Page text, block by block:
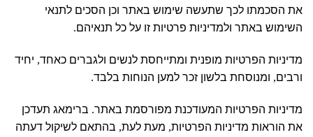
את הסכמתו לכך שתעשה שימוש באתר וכן הסכים לתנאי
השימוש באתר ולמדיניות פרטיות זו על כל תנאיהם.
מדיניות הפרטיות מופנית ומתייחסת לנשים ולגברים כאחד, יחיד
ורבים, ומנוסחת בלשון זכר למען הנוחות בלבד.
מדיניות הפרטיות המעודכנת מפורסמת באתר. ברימאג תעדכן
את הוראות מדיניות הפרטיות, מעת לעת, בהתאם לשיקול דעתה